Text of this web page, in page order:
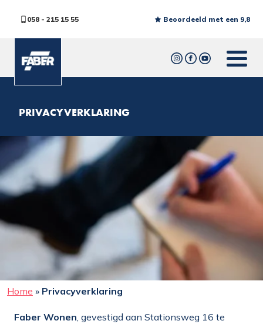
058 - 215 15 55 Beoordeeld met een 9,8
PRIVACYVERKLARING
Home » Privacyverklaring
Faber Wonen, gevestigd aan Stationsweg 16 te